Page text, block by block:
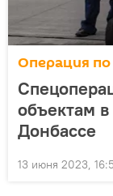
Операция
объектам
Донбассе
13 июня 2023,